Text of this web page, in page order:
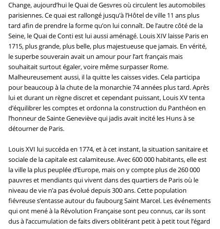
Change, aujourd’hui le Quai de Gesvres où circulent les automobiles
parisiennes. Ce quai est rallongé jusqu’à l’Hôtel de ville 11 ans plus
tard afin de prendre la forme qu’on lui connaît. De l’autre côté de la
Seine, le Quai de Conti est lui aussi aménagé. Louis XIV laisse Paris en
1715, plus grande, plus belle, plus majestueuse que jamais. En vérité,
le superbe souverain avait un amour pour l’art français mais
souhaitait surtout égaler, voire même surpasser Rome.
Malheureusement aussi, il la quitte les caisses vides. Cela participa
pour beaucoup à la chute de la monarchie 74 années plus tard. Après
lui et durant un règne discret et cependant puissant, Louis XV tenta
d’équilibrer les comptes et ordonna la construction du Panthéon en
l’honneur de Sainte Geneviève qui jadis avait incité les Huns à se
détourner de Paris.
Louis XVI lui succéda en 1774, et à cet instant, la situation sanitaire et
sociale de la capitale est calamiteuse. Avec 600 000 habitants, elle est
la ville la plus peuplée d’Europe, mais on y compte plus de 260 000
pauvres et mendiants qui vivent dans des quartiers de Paris où le
niveau de vie n’a pas évolué depuis 300 ans. Cette population
fiévreuse s’entasse autour du faubourg Saint Marcel. Les événements
qui ont mené à la Révolution Française sont peu connus, car ils sont
dus à l’accumulation de faits divers oblitérant petit à petit tout l’égard